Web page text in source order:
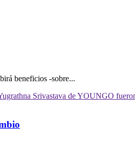
beneficios -sobre...